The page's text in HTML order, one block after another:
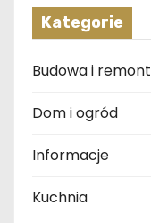
Kategorie
Budowa i remont
Dom i ogród
Informacje
Kuchnia